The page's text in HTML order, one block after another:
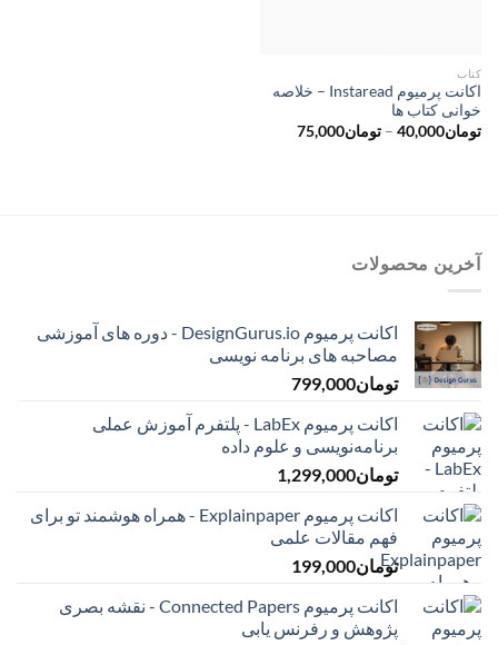
کتاب
اکانت پرمیوم Instaread – خلاصه
خوانی کتاب ها
تومان40,000
– تومان75,000محدوده
آخرین محصولات
اکانت پرمیوم DesignGurus.io - دوره ‌های آموزشی
مصاحبه ‌های برنامه نویسی
تومان799,000
اکانت پرمیوم LabEx - پلتفرم آموزش عملی
برنامه‌نویسی و علوم داده
تومان1,299,000
اکانت پرمیوم Explainpaper - همراه هوشمند تو برای
فهم مقالات علمی
تومان199,000
اکانت پرمیوم Connected Papers - نقشه بصری
پژوهش و رفرنس یابی